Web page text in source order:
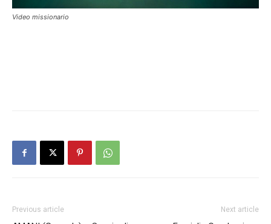
Video missionario
Previous article Next article